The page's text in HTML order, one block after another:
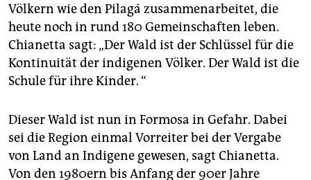
Völkern wie den Pilagá zusammenarbeitet, die
heute noch in rund 180 Gemeinschaften leben.
Chianetta sagt: „Der Wald ist der Schlüssel für die
Kontinuität der indigenen Völker. Der Wald ist die
Schule für ihre Kinder. “
Dieser Wald ist nun in Formosa in Gefahr. Dabei
sei die Region einmal Vorreiter bei der Vergabe
von Land an Indigene gewesen, sagt Chianetta.
Von den 1980ern bis Anfang der 90er Jahre